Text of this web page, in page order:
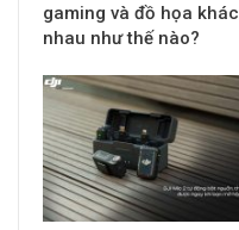
gaming và đồ họa khác
nhau như thế nào?